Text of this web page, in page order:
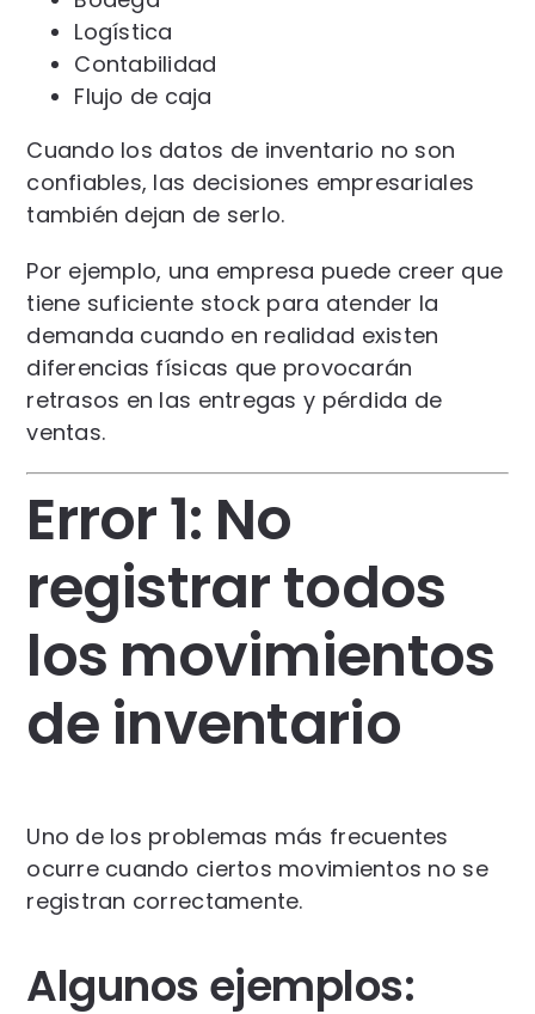
Logística
Contabilidad
Flujo de caja
Cuando los datos de inventario no son
confiables, las decisiones empresariales
también dejan de serlo.
Por ejemplo, una empresa puede creer que
tiene suficiente stock para atender la
demanda cuando en realidad existen
diferencias físicas que provocarán
retrasos en las entregas y pérdida de
ventas.
Error 1: No
registrar todos
los movimientos
de inventario
Uno de los problemas más frecuentes
ocurre cuando ciertos movimientos no se
registran correctamente.
Algunos ejemplos: